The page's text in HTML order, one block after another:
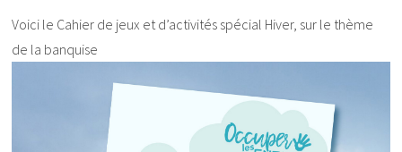
Voici le Cahier de jeux et d’activités spécial Hiver, sur le thème
de la banquise